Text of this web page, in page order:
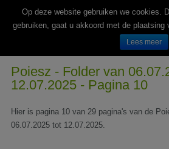
Wekelijks nieuwe folders van Nederlandse
Poiesz - Folder van
12.07.2025 - Pagina 10
Hier is pagina 10 van 29 pagina's van de
06.07.2025 tot 12.07.2025.
Op deze website gebruiken we cookies.
gebruiken, gaat u akkoord met de plaatsing
Lees meer